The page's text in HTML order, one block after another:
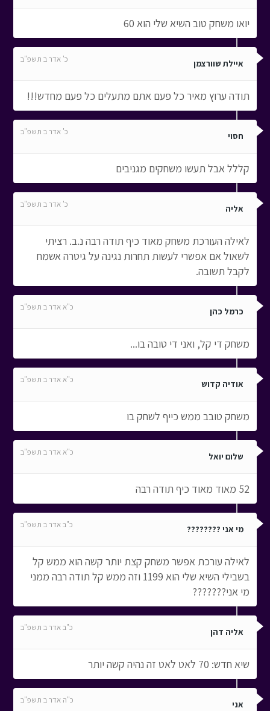
יואו משחק טוב השיא שלי הוא 60
איילת שוורצמן כ' אדר ב תשפ"ב
תודה ערוץ מאיר כל פעם אתם מתעלים כל פעם מחדש!!!
חסוי כ' אדר ב תשפ"ב
קללל אבל תעשו משחקים מגניבים
אליה כ' אדר ב תשפ"ב
לאילה העורכת משחק מאוד כיף תודה רבה נ.ב. רציתי
לשאול אם אפשרי לעשות תחרות נגינה על גיטרה אשמח
לקבל תשובה.
כרמל כהן כ"א אדר ב תשפ"ב
משחק די קל, ואני די טובה בו...
אודיה קדוש כ"א אדר ב תשפ"ב
משחק טובב ממש כייף לשחק בו
שלום יואל כ"א אדר ב תשפ"ב
52 מאוד מאוד כיף תודה רבה
מי אני ???????? כ"ב אדר ב תשפ"ב
לאילה עורכת אפשר משחק קצת יותר קשה הוא ממש קל
בשבילי השיא שלי הוא 1199 וזה ממש קל תודה רבה ממני
מי אני???????
אליה דהן כ"ב אדר ב תשפ"ב
שיא חדש: 70 לאט לאט זה נהיה קשה יותר
אני כ"ה אדר ב תשפ"ב